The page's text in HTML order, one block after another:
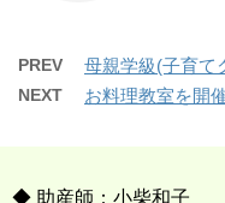
PREV 母親学級(子育て
NEXT お料理教室を開
◆ 助産師：小柴和子